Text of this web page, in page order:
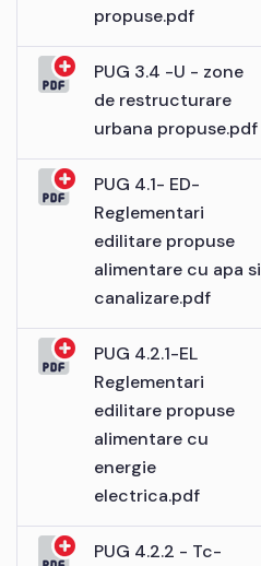
propuse.pdf
PUG 3.4 -U - zone
de restructurare
urbana propuse.pdf
PUG 4.1- ED-
Reglementari
edilitare propuse
alimentare cu apa si
canalizare.pdf
PUG 4.2.1-EL
Reglementari
edilitare propuse
alimentare cu
energie
electrica.pdf
PUG 4.2.2 - Tc-